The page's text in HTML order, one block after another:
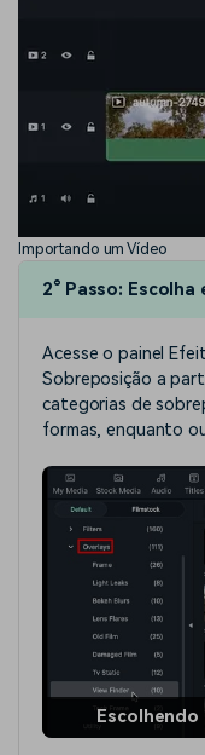
Importando um Vídeo
2° Passo:
Acesse o painel
Sobreposição a
categorias de
formas, enquanto